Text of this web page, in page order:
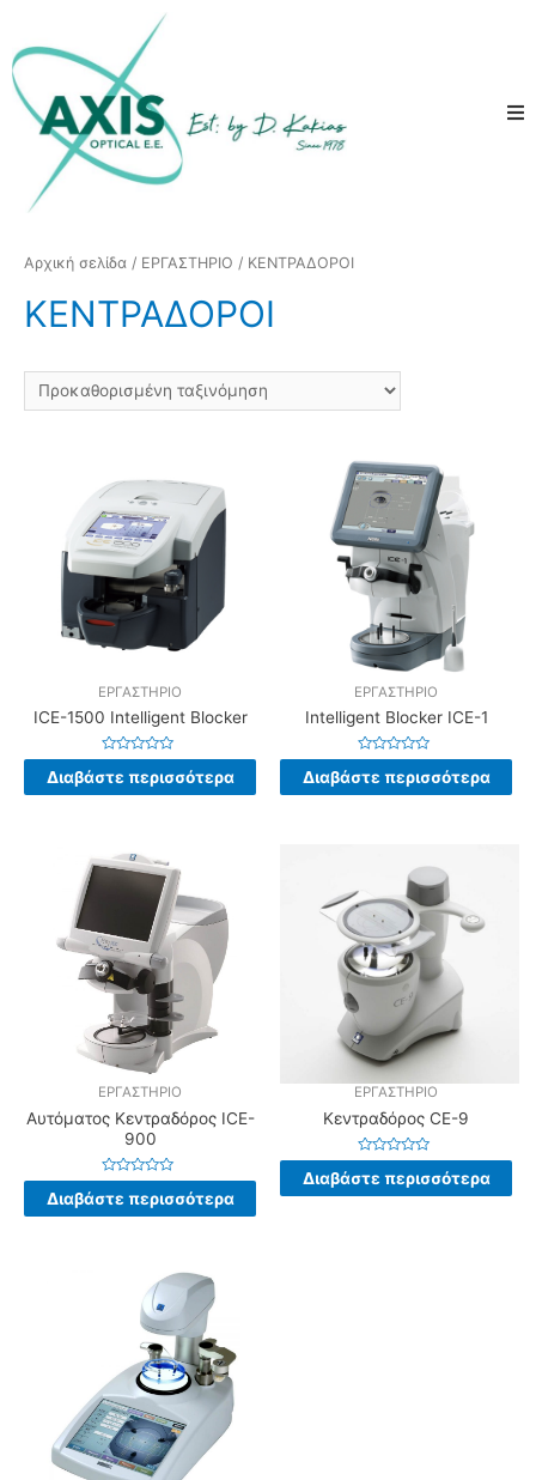
Αρχική σελίδα / ΕΡΓΑΣΤΗΡΙΟ / ΚΕΝΤΡΑΔΟΡΟΙ
ΚΕΝΤΡΑΔΟΡΟΙ
ΕΡΓΑΣΤΗΡΙΟ
ICE-1500 Intelligent Blocker
Βαθμολογήθηκε
με
Διαβάστε περισσότερα
ΕΡΓΑΣΤΗΡΙΟ
Intelligent Blocker ICE-1
Βαθμολογήθηκε
με
Διαβάστε περισσότερα
ΕΡΓΑΣΤΗΡΙΟ
Αυτόματος Κεντραδόρος ICE-
900
Βαθμολογήθηκε
με
Διαβάστε περισσότερα
ΕΡΓΑΣΤΗΡΙΟ
Κεντραδόρος CE-9
Βαθμολογήθηκε
με
Διαβάστε περισσότερα